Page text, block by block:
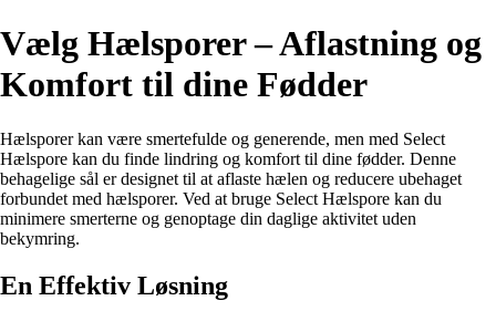
Vælg Hælsporer – Aflastning og
Komfort til dine Fødder
Hælsporer kan være smertefulde og generende, men med Select
Hælspore kan du finde lindring og komfort til dine fødder. Denne
behagelige sål er designet til at aflaste hælen og reducere ubehaget
forbundet med hælsporer. Ved at bruge Select Hælspore kan du
minimere smerterne og genoptage din daglige aktivitet uden
bekymring.
En Effektiv Løsning